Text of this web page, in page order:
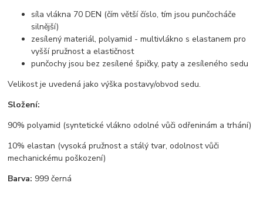
síla vlákna 70 DEN (čím větší číslo, tím jsou punčocháče
silnější)
zesílený materiál, polyamid - multivlákno s elastanem pro
vyšší pružnost a elastičnost
punčochy jsou bez zesílené špičky, paty a zesíleného sedu
Velikost je uvedená jako výška postavy/obvod sedu.
Složení:
90% polyamid (syntetické vlákno odolné vůči odřeninám a trhání)
10% elastan (vysoká pružnost a stálý tvar, odolnost vůči
mechanickému poškození)
Barva: 999 černá